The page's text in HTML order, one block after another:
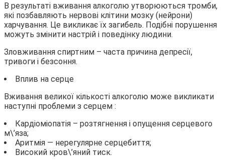
В результаті вживання алкоголю утворюються тромби,
які позбавляють нервові клітини мозку (нейрони)
харчування. Це викликає їх загибель. Подібні порушення
можуть змінити настрій і поведінку людини.
Зловживання спиртним – часта причина депресії,
тривоги і безсоння.
Вплив на серце
Вживання великої кількості алкоголю може викликати
наступні проблеми з серцем :
Кардіоміопатія – розтягнення і опущення серцевого
м\’яза;
Аритмія — нерегулярне серцебиття;
Високий кров\’яний тиск.